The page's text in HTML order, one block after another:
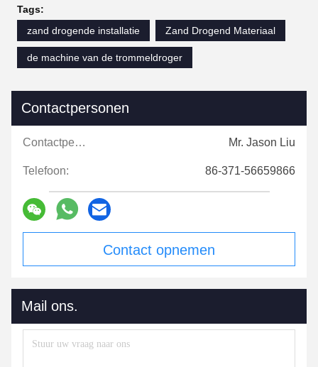
Tags:
zand drogende installatie
Zand Drogend Materiaal
de machine van de trommeldroger
Contactpersonen
Contactpersonen: Mr. Jason Liu
Telefoon: 86-371-56659866
Contact opnemen
Mail ons.